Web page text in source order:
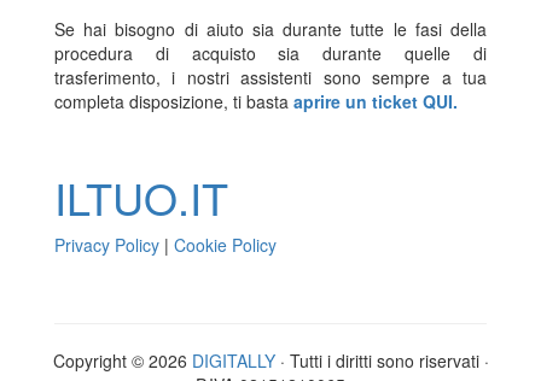
Se hai bisogno di aiuto sia durante tutte le fasi della
procedura di acquisto sia durante quelle di
trasferimento, i nostri assistenti sono sempre a tua
completa disposizione, ti basta aprire un ticket QUI.
ILTUO.IT
Privacy Policy | Cookie Policy
Copyright © 2026 DIGITALLY· Tutti i diritti sono riservati ·